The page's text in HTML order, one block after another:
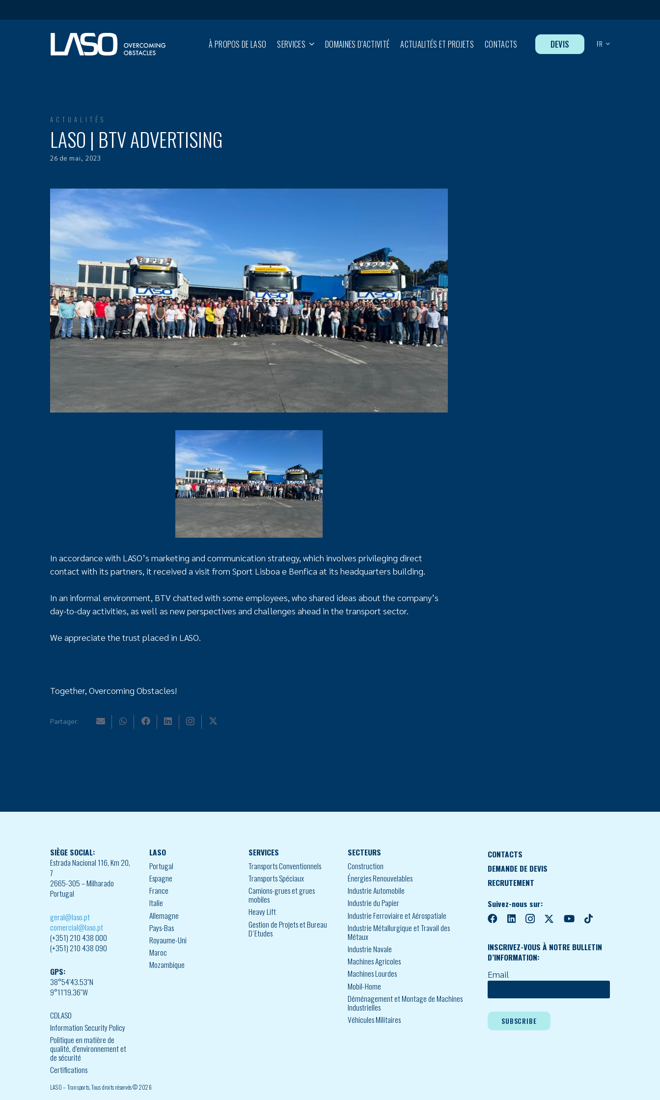
À PROPOS DE LASO SERVICES DOMAINES D’ACTIVITÉ ACTUALITÉS ET PROJETS CONTACTS DEVIS FR
ACTUALITÉS
LASO | BTV ADVERTISING
26 de mai, 2023
In accordance with LASO’s marketing and communication strategy, which involves privileging direct
contact with its partners, it received a visit from Sport Lisboa e Benfica at its headquarters building.
In an informal environment, BTV chatted with some employees, who shared ideas about the company’s
day-to-day activities, as well as new perspectives and challenges ahead in the transport sector.
We appreciate the trust placed in LASO.
Together, Overcoming Obstacles!
Partager:
SIÈGE SOCIAL:
Estrada Nacional 116, Km 20,
7
2665-305 – Milharado
Portugal
geral@laso.pt
comercial@laso.pt
(+351) 210 438 000
(+351) 210 438 090
GPS:
38°54’43.53″N
9°11’19.36″W
CDLASO
Information Security Policy
Politique en matière de
qualité, d’environnement et
de sécurité
Certifications
LASO
Portugal
Espagne
France
Italie
Allemagne
Pays-Bas
Royaume-Uni
Maroc
Mozambique
SERVICES
Transports Conventionnels
Transports Spéciaux
Camions-grues et grues
mobiles
Heavy Lift
Gestion de Projets et Bureau
D´Etudes
SECTEURS
Construction
Énergies Renouvelables
Industrie Automobile
Industrie du Papier
Industrie Ferroviaire et Aérospatiale
Industrie Métallurgique et Travail des
Métaux
Industrie Navale
Machines Agricoles
Machines Lourdes
Mobil-Home
Déménagement et Montage de Machines
Industrielles
Véhicules Militaires
CONTACTS
DEMANDE DE DEVIS
RECRUTEMENT
Suivez-nous sur:
INSCRIVEZ-VOUS À NOTRE BULLETIN
D’INFORMATION:
Email
LASO – Transports, Tous droits réservés © 2026